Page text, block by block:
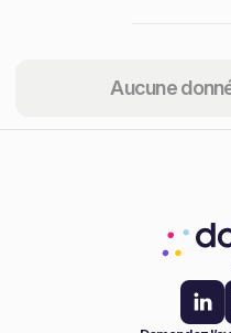
Aucune